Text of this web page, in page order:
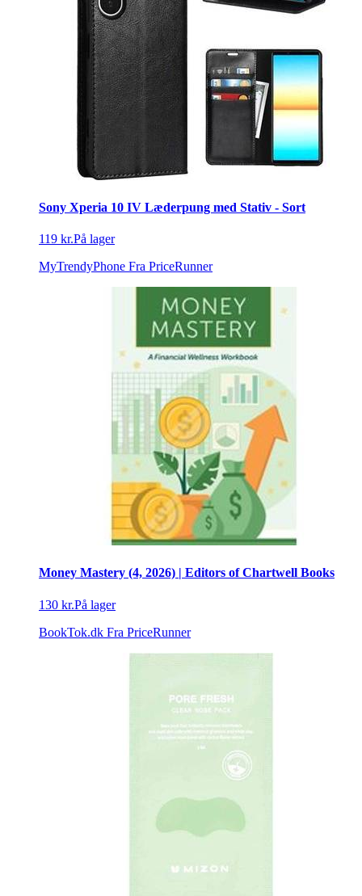
Sony Xperia 10 IV Læderpung med Stativ - Sort
119 kr.På lager
MyTrendyPhone Fra PriceRunner
Money Mastery (4, 2026) | Editors of Chartwell Books
130 kr.På lager
BookTok.dk Fra PriceRunner